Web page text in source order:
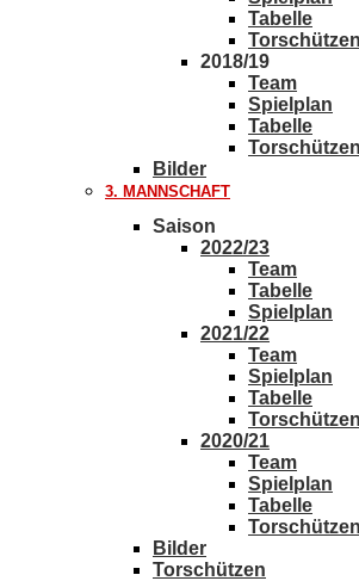
Tabelle
Torschützen
2018/19
Team
Spielplan
Tabelle
Torschützen
Bilder
3. MANNSCHAFT
Saison
2022/23
Team
Tabelle
Spielplan
2021/22
Team
Spielplan
Tabelle
Torschützen
2020/21
Team
Spielplan
Tabelle
Torschützen
Bilder
Torschützen